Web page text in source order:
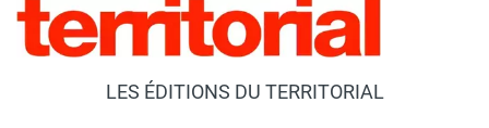
LES ÉDITIONS DU TERRITORIAL